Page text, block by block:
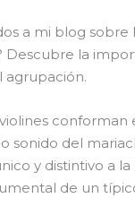
a mi blog
Descubre la
agrupación.
sonido del
y distintivo a
de un